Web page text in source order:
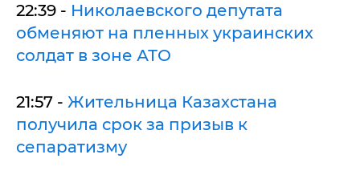
22:39 - Николаевского депутата
обменяют на пленных украинских
солдат в зоне АТО
21:57 - Жительница Казахстана
получила срок за призыв к
сепаратизму